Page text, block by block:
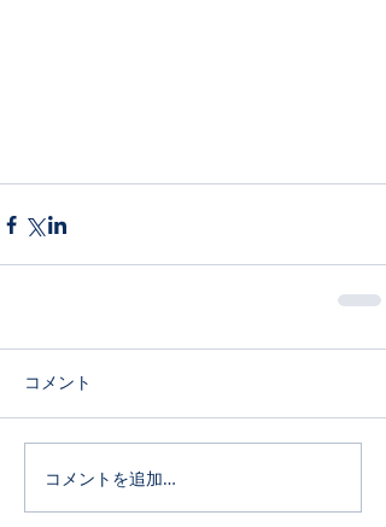
コメント
コメントを追加…